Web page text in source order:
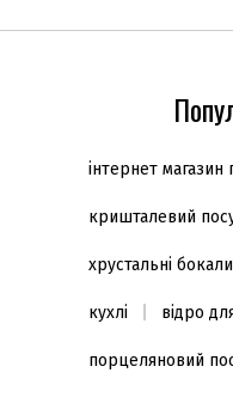
інтернет магазин
кришталевий
хрустальні
кухлі відро
порцеляновий